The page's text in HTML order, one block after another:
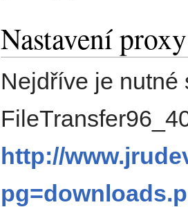
Nastavení
Nejdříve je nutné
http://